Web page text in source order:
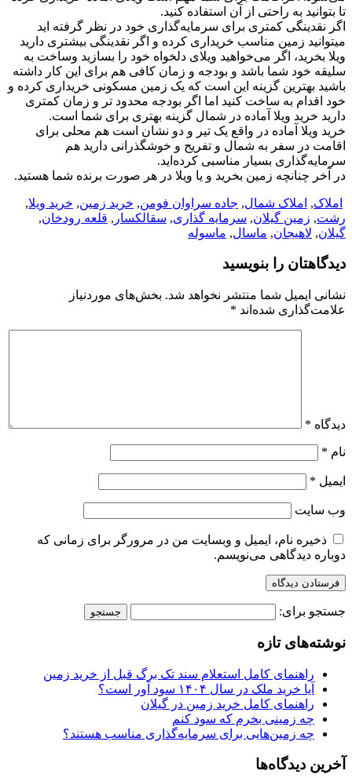
تا بتوانید به راحتی از آن استفاده کنید.
اگر نقدینگی کمتری برای سرمایه‌گذاری خود در نظر گرفته اید
میتوانید زمین مناسب خریداری کرده و اگر نقدینگی بیشتری دارید
ویلا بخرید، اگر می‌خواهید ویلای دلخواه خود را بسازید وساخت به
سلیقه خود شما باشد و بودجه و زمان کافی هم برای این کار داشته
باشید بهترین گزینه این است که یک زمین مسکونی خریداری کرده و
خود اقدام به ساخت کنید اما اگر بودجه محدود تر و زمان کمتری
دارید خرید ویلا آماده در شمال گزینه بهتری برای شما است.
خرید ویلا آماده در واقع یک تیر و دو نشان است هم محلی برای
اقامت در سفر به شمال و تفریح و خوشگذرانی دارید هم
سرمایه‌گذاری بسیار مناسبی کرده‌اید.
در آخر چنانچه زمین بخرید و یا ویلا در هر صورت برنده شما هستید.
املاک, املاک شمال, جاده سراوان فومن, خرید زمین, خرید ویلا,
رشت, زمین گیلان, سرمایه گذاری, سقالکسار , قلعه رودخان,
گیلان, لاهیجان, ماسال, ماسوله
دیدگاهتان را بنویسید
نشانی ایمیل شما منتشر نخواهد شد. بخش‌های موردنیاز
علامت‌گذاری شده‌اند *
دیدگاه *
نام *
ایمیل *
وب‌ سایت
ذخیره نام، ایمیل و وبسایت من در مرورگر برای زمانی که
دوباره دیدگاهی می‌نویسم.
جستجو برای:
نوشته‌های تازه
راهنمای کامل استعلام سند تک برگ قبل از خرید زمین
آیا خرید ملک در سال ۱۴۰۴ سود آور است؟
راهنمای کامل خرید زمین در گیلان
چه زمینی بخرم که سود کنم
چه زمین‌هایی برای سرمایه‌گذاری مناسب هستند؟
آخرین دیدگاه‌ها